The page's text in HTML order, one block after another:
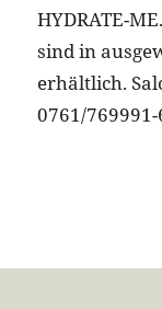
HYDRATE-
sind in
erhältlich.
0761/769991-